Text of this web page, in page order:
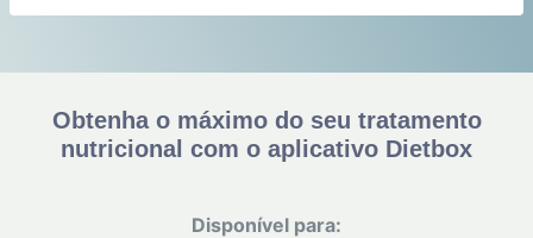
Obtenha o máximo do seu tratamento
nutricional com o aplicativo Dietbox
Disponível para: